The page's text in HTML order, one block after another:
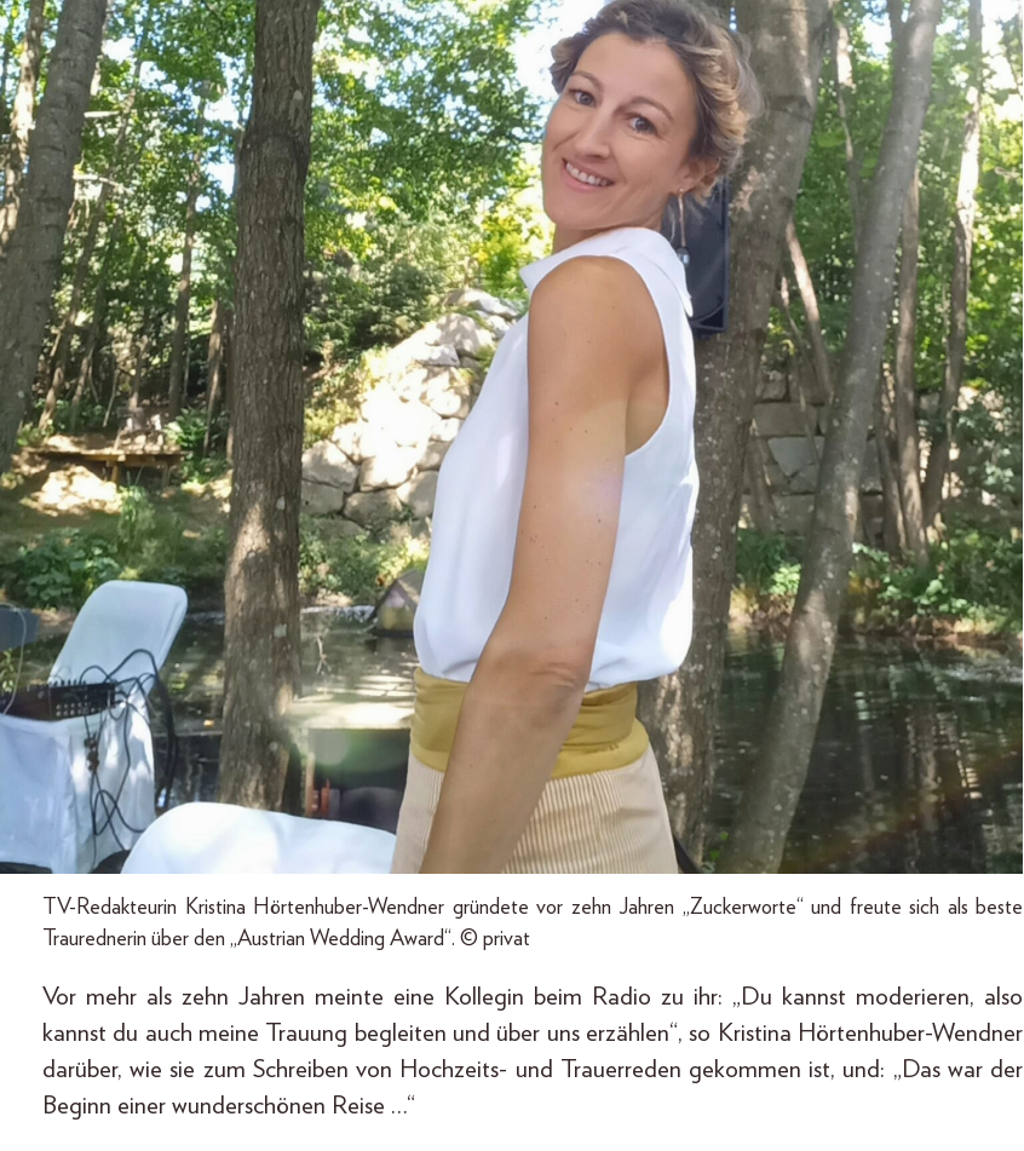
TV-Redakteurin Kristina Hörtenhuber-Wendner gründete vor zehn Jahren „Zuckerworte“ und freute sich als beste
Traurednerin über den „Austrian Wedding Award“. © privat
Vor mehr als zehn Jahren meinte eine Kollegin beim Radio zu ihr: „Du kannst moderieren, also
kannst du auch meine Trauung begleiten und über uns erzählen“, so Kristina Hörtenhuber-Wendner
darüber, wie sie zum Schreiben von Hochzeits- und Trauerreden gekommen ist, und: „Das war der
Beginn einer wunderschönen Reise …“